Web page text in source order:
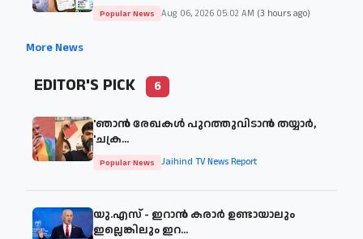
Popular News Aug 06, 2026 05:02 AM (3 hours ago)
More News
EDITOR'S PICK 6
'ഞാന്‍ രേഖകള്‍ പുറത്തുവിടാന്‍ തയ്യാര്‍,
'ചക്ര...
Popular News Jaihind TV News Report
യു.എസ് - ഇറാൻ കരാർ ഉണ്ടായാലും
ഇല്ലെങ്കിലും ഇറ...